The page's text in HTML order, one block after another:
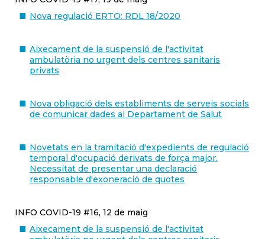
Nova regulació ERTO: RDL 18/2020
Aixecament de la suspensió de l'activitat
ambulatòria no urgent dels centres sanitaris
privats
Nova obligació dels establiments de serveis socials
de comunicar dades al Departament de Salut
Novetats en la tramitació d'expedients de regulació
temporal d'ocupació derivats de força major.
Necessitat de presentar una declaració
responsable d'exoneració de quotes
INFO COVID-19 #16, 12 de maig
Aixecament de la suspensió de l'activitat